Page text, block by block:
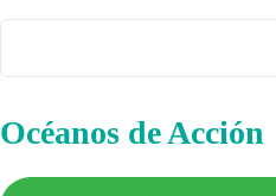
Océanos de Acción